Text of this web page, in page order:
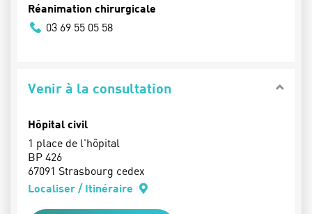
Réanimation chirurgicale
03 69 55 05 58
Venir à la consultation
Hôpital civil
1 place de l'hôpital
BP 426
67091 Strasbourg cedex
Localiser / Itinéraire